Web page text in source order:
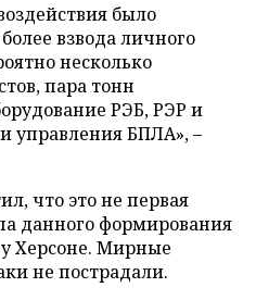
было
взвода личного
несколько
пара тонн
РЭБ, РЭР и
управления БПЛА», –
что это не первая
данного формирования
Херсоне. Мирные
не пострадали.